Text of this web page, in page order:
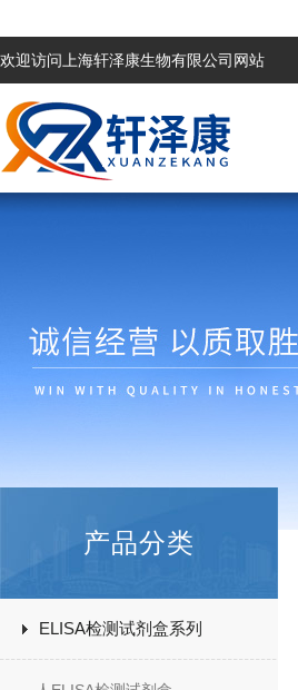
欢迎访问上海轩泽康生物有限公司网站
产品分类
ELISA检测试剂盒系列